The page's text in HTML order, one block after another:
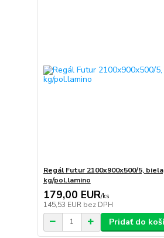
Regál Futur 2100x900x500/5,
kg/pol.lamino
179,00 EUR/ks
145,53 EUR bez DPH
Pridať do